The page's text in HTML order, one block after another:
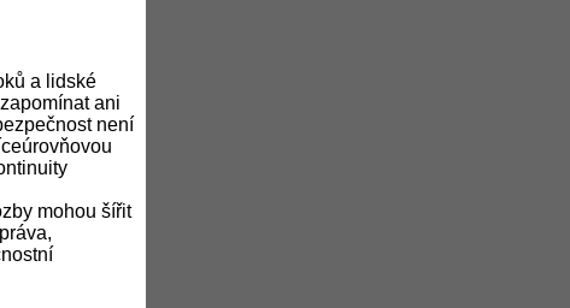
a lidské
ani
není
mohou šířit